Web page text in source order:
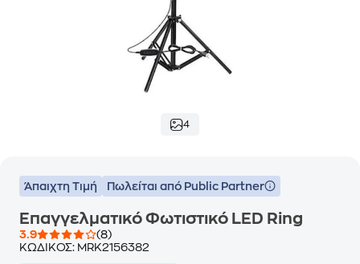
4
Άπαιχτη Τιμή Πωλείται από Public Partner
Επαγγελματικό Φωτιστικό LED Ring
3.9
(8)
ΚΩΔΙΚΟΣ: MRK2156382